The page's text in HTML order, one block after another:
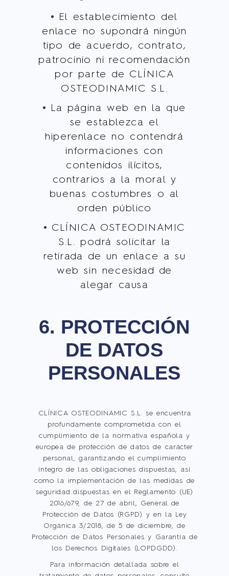
El establecimiento del
enlace no supondrá ningún
tipo de acuerdo, contrato,
patrocinio ni recomendación
por parte de CLÍNICA
OSTEODINAMIC S.L.
La página web en la que
se establezca el
hiperenlace no contendrá
informaciones con
contenidos ilícitos,
contrarios a la moral y
buenas costumbres o al
orden público
CLÍNICA OSTEODINAMIC
S.L. podrá solicitar la
retirada de un enlace a su
web sin necesidad de
alegar causa
6. PROTECCIÓN
DE DATOS
PERSONALES
CLÍNICA OSTEODINAMIC S.L. se encuentra
profundamente comprometida con el
cumplimiento de la normativa española y
europea de protección de datos de carácter
personal, garantizando el cumplimiento
íntegro de las obligaciones dispuestas, así
como la implementación de las medidas de
seguridad dispuestas en el Reglamento (UE)
2016/679, de 27 de abril, General de
Protección de Datos (RGPD) y en la Ley
Orgánica 3/2018, de 5 de diciembre, de
Protección de Datos Personales y Garantía de
los Derechos Digitales (LOPDGDD).
Para información detallada sobre el